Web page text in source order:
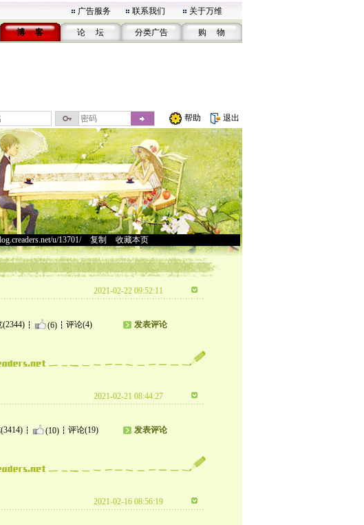
广告服务 联系我们 关于万维
博 客 论 坛 分类广告 购 物
帮助 退出
u/13701/> 复制 收藏本页
2021-02-22 09:52:11
(2344) (6) 评论(4) 发表评论
2021-02-21 08:44:27
(10) 评论(19) 发表评论
2021-02-16 08:56:19